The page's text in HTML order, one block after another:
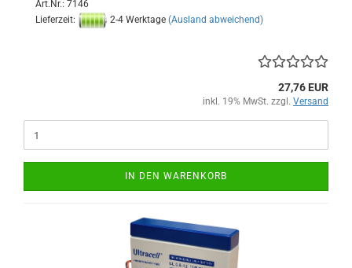
Art.Nr.: 7146
Lieferzeit:
2-4 Werktage (Ausland abweichend)
27,76 EUR
inkl. 19% MwSt. zzgl. Versand
IN DEN WARENKORB